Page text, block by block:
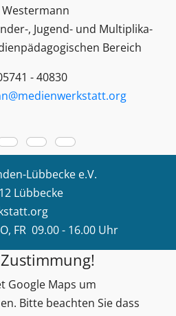
Westermann
, Jugend- und Multiplika­
Bereich
- 40830
Lübbecke e.V.
Lübbecke
FR 09.00 - 16.00 Uhr
Google Maps um
Bitte beachten Sie dass